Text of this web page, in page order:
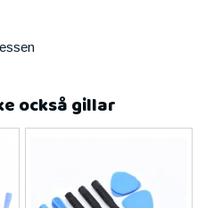
också gillar